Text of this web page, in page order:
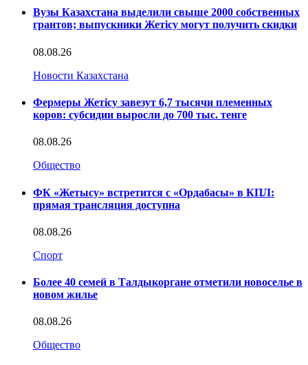
Вузы Казахстана выделили свыше 2000 собственных
грантов; выпускники Жетісу могут получить скидки
08.08.26
Новости Казахстана
Фермеры Жетісу завезут 6,7 тысячи племенных
коров: субсидии выросли до 700 тыс. тенге
08.08.26
Общество
ФК «Жетысу» встретится с «Ордабасы» в КПЛ:
прямая трансляция доступна
08.08.26
Спорт
Более 40 семей в Талдыкоргане отметили новоселье в
новом жилье
08.08.26
Общество